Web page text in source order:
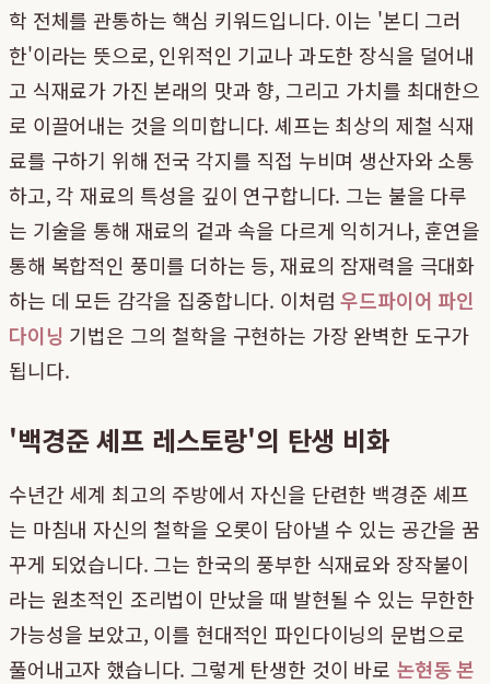
학 전체를 관통하는 핵심 키워드입니다. 이는 '본디 그러
한'이라는 뜻으로, 인위적인 기교나 과도한 장식을 덜어내
고 식재료가 가진 본래의 맛과 향, 그리고 가치를 최대한으
로 이끌어내는 것을 의미합니다. 셰프는 최상의 제철 식재
료를 구하기 위해 전국 각지를 직접 누비며 생산자와 소통
하고, 각 재료의 특성을 깊이 연구합니다. 그는 불을 다루
는 기술을 통해 재료의 겉과 속을 다르게 익히거나, 훈연을
통해 복합적인 풍미를 더하는 등, 재료의 잠재력을 극대화
하는 데 모든 감각을 집중합니다. 이처럼우드파이어 파인
다이닝 기법은 그의 철학을 구현하는 가장 완벽한 도구가
됩니다.
'백경준 셰프 레스토랑'의 탄생 비화
수년간 세계 최고의 주방에서 자신을 단련한 백경준 셰프
는 마침내 자신의 철학을 오롯이 담아낼 수 있는 공간을 꿈
꾸게 되었습니다. 그는 한국의 풍부한 식재료와 장작불이
라는 원초적인 조리법이 만났을 때 발현될 수 있는 무한한
가능성을 보았고, 이를 현대적인 파인다이닝의 문법으로
풀어내고자 했습니다. 그렇게 탄생한 것이 바로 논현동 본